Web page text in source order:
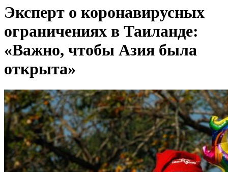
Эксперт о коронавирусных
ограничениях в Таиланде:
«Важно, чтобы Азия была
открыта»